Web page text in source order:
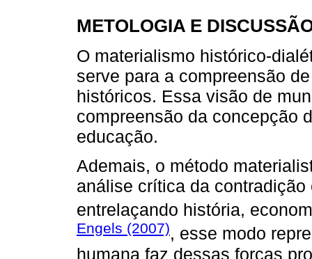
METOLOGIA E
O materialismo histórico-
serve para a compreensão
históricos. Essa visão de
compreensão da concepção
educação.
Ademais, o método
análise crítica da
entrelaçando história,
Engels (2007), esse modo
humana faz dessas forças